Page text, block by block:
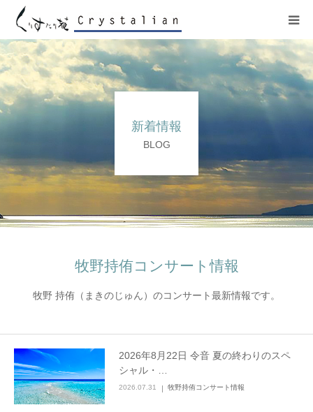
新着情報
BLOG
牧野持侑コンサート情報
牧野 持侑（まきのじゅん）のコンサート最新情報です。
2026年8月22日 令音 夏の終わりのスペ
シャル・…
2026.07.31 牧野持侑コンサート情報
ヒーリング
ワークショップ
プロフィール
コンサート
販売サイト